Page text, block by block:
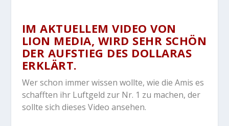
IM AKTUELLEM VIDEO VON
LION MEDIA, WIRD SEHR SCHÖN
DER AUFSTIEG DES DOLLARAS
ERKLÄRT.
Wer schon immer wissen wollte, wie die Amis es
schafften ihr Luftgeld zur Nr. 1 zu machen, der
sollte sich dieses Video ansehen.